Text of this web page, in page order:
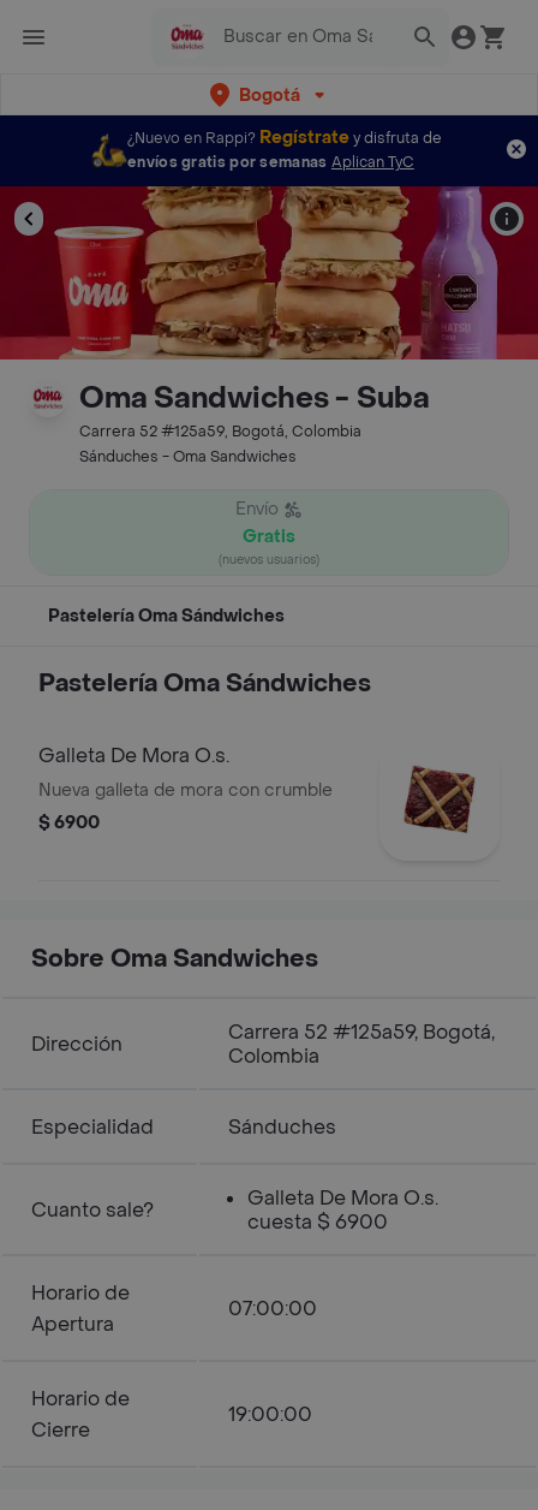
Bogotá
¿Nuevo en Rappi? Regístratey disfruta de
envíos gratis por semanas Aplican TyC
Oma Sandwiches - Suba
Carrera 52 #125a59, Bogotá, Colombia
Sánduches - Oma Sandwiches
Envío
Gratis
(nuevos usuarios)
Pastelería Oma Sándwiches
Pastelería Oma Sándwiches
Galleta De Mora O.s.
Nueva galleta de mora con crumble
$ 6900
Sobre Oma Sandwiches
Dirección
Carrera 52 #125a59, Bogotá,
Colombia
Especialidad Sánduches
Cuanto sale?
Galleta De Mora O.s.
cuesta $ 6900
Horario de
Apertura
07:00:00
Horario de
Cierre
19:00:00